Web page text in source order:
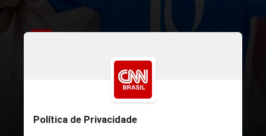
na lista. Neymar, jogador do Al-Hilal,
e Cristiano Ronaldo, do Al-Nassr,
ficaram de fora